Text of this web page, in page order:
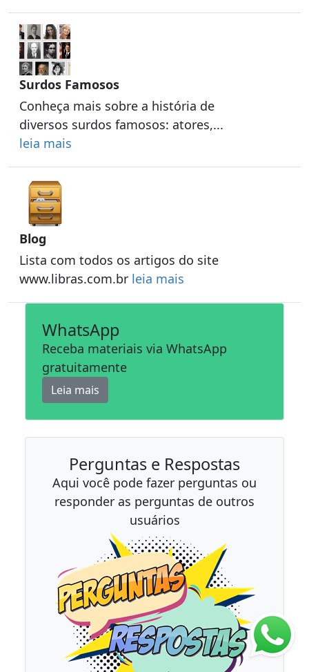
Surdos Famosos
Conheça mais sobre a história de
diversos surdos famosos: atores,...
leia mais
Blog
Lista com todos os artigos do site
www.libras.com.br leia mais
WhatsApp
Receba materiais via WhatsApp
gratuitamente
Leia mais
Perguntas e Respostas
Aqui você pode fazer perguntas ou
responder as perguntas de outros
usuários